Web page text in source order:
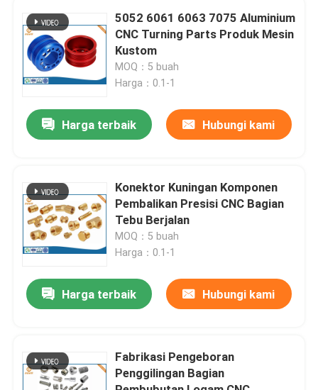
Produk
Tentang kita
Wisata pabrik
Hubungi kami
Berita
Pengecoran aluminium die
Bagian Mesin CNC
5052 6061 6063 7075 Aluminium
CNC Turning Parts Produk Mesin
Kustom
MOQ：5 buah
Harga：0.1-1
Harga terbaik Hubungi kami
Konektor Kuningan Komponen
Pembalikan Presisi CNC Bagian
Tebu Berjalan
MOQ：5 buah
Harga：0.1-1
Harga terbaik Hubungi kami
Fabrikasi Pengeboran
Penggilingan Bagian